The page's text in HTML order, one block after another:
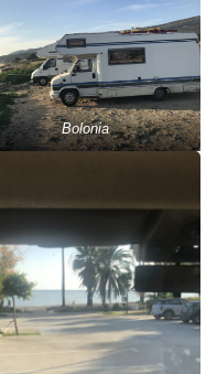
Bolonia